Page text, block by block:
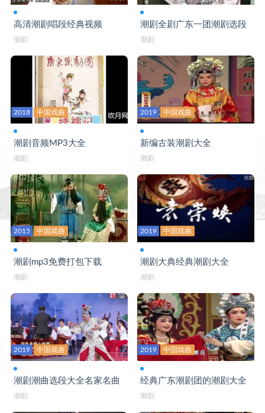
高清潮剧唱段经典视频
潮剧
潮剧全剧广东一团潮剧选段
潮剧
2018 中国戏曲
潮剧音频MP3大全
潮剧
2019 中国戏曲
新编古装潮剧大全
潮剧
2015 中国戏曲
潮剧mp3免费打包下载
潮剧
2019 中国戏曲
潮剧大典经典潮剧大全
潮剧
2019 中国戏曲
潮剧潮曲选段大全名家名曲
潮剧
2019 中国戏曲
经典广东潮剧团的潮剧大全
潮剧